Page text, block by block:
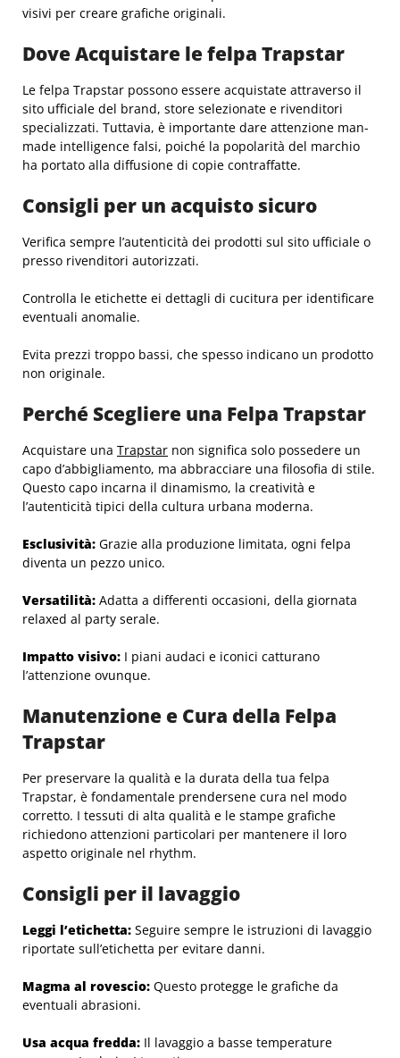
visivi per creare grafiche originali.
Dove Acquistare le felpa Trapstar
Le felpa Trapstar possono essere acquistate attraverso il
sito ufficiale del brand, store selezionate e rivenditori
specializzati. Tuttavia, è importante dare attenzione man-
made intelligence falsi, poiché la popolarità del marchio
ha portato alla diffusione di copie contraffatte.
Consigli per un acquisto sicuro
Verifica sempre l’autenticità dei prodotti sul sito ufficiale o
presso rivenditori autorizzati.
Controlla le etichette ei dettagli di cucitura per identificare
eventuali anomalie.
Evita prezzi troppo bassi, che spesso indicano un prodotto
non originale.
Perché Scegliere una Felpa Trapstar
Acquistare una Trapstar non significa solo possedere un
capo d’abbigliamento, ma abbracciare una filosofia di stile.
Questo capo incarna il dinamismo, la creatività e
l’autenticità tipici della cultura urbana moderna.
Esclusività: Grazie alla produzione limitata, ogni felpa
diventa un pezzo unico.
Versatilità: Adatta a differenti occasioni, della giornata
relaxed al party serale.
Impatto visivo: I piani audaci e iconici catturano
l’attenzione ovunque.
Manutenzione e Cura della Felpa
Trapstar
Per preservare la qualità e la durata della tua felpa
Trapstar, è fondamentale prendersene cura nel modo
corretto. I tessuti di alta qualità e le stampe grafiche
richiedono attenzioni particolari per mantenere il loro
aspetto originale nel rhythm.
Consigli per il lavaggio
Leggi l’etichetta: Seguire sempre le istruzioni di lavaggio
riportate sull’etichetta per evitare danni.
Magma al rovescio: Questo protegge le grafiche da
eventuali abrasioni.
Usa acqua fredda: Il lavaggio a basse temperature